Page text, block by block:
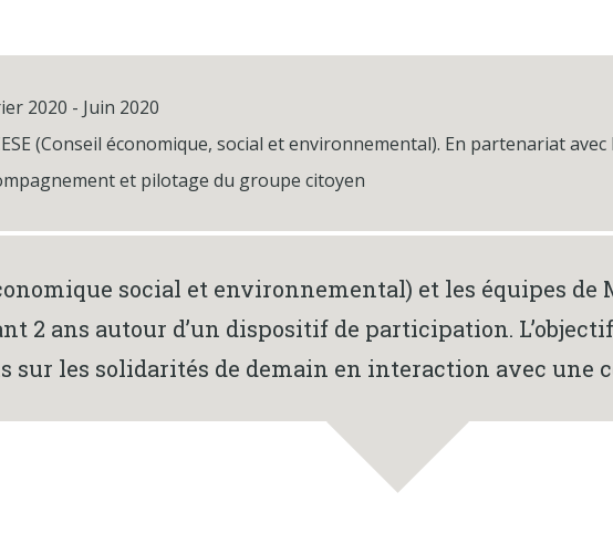
2020 - Juin 2020
(Conseil économique, social et environnemental). En partenariat avec
et pilotage du groupe citoyen
social et environnemental) et les équipes
2 ans autour d’un dispositif de participation.
sur les solidarités de demain en interaction avec une